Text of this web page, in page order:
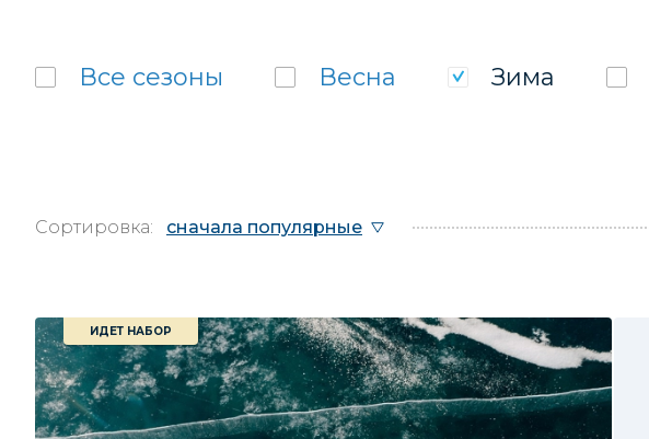
Все сезоны Весна Зима
Сортировка: сначала популярные
ИДЕТ НАБОР